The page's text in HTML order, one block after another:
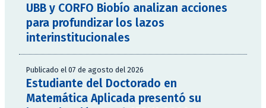
UBB y CORFO Biobío analizan acciones
para profundizar los lazos
interinstitucionales
Publicado el 07 de agosto del 2026
Estudiante del Doctorado en
Matemática Aplicada presentó su